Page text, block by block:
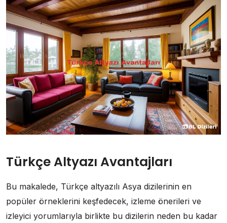
Türkçe Altyazı Avantajları
Bu makalede, Türkçe altyazılı Asya dizilerinin en
popüler örneklerini keşfedecek, izleme önerileri ve
izleyici yorumlarıyla birlikte bu dizilerin neden bu kadar